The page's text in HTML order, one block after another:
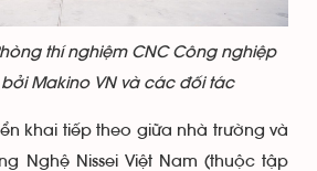
thí nghiệm CNC Công nghiệp
Makino VN và các đối tác
khai tiếp theo giữa nhà trường và
Nghệ Nissei Việt Nam (thuộc tập